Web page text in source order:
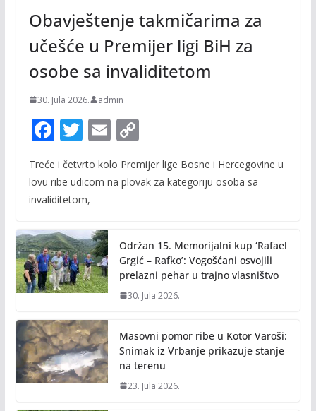
Obavještenje takmičarima za
učešće u Premijer ligi BiH za
osobe sa invaliditetom
30. Jula 2026. admin
F
e
b
o
k
T
itt
er
E
ai
C
p
n
k
Treće i četvrto kolo Premijer lige Bosne i Hercegovine u
lovu ribe udicom na plovak za kategoriju osoba sa
invaliditetom,
Održan 15. Memorijalni kup ‘Rafael
Grgić – Rafko’: Vogošćani osvojili
prelazni pehar u trajno vlasništvo
30. Jula 2026.
Masovni pomor ribe u Kotor Varoši:
Snimak iz Vrbanje prikazuje stanje
na terenu
23. Jula 2026.